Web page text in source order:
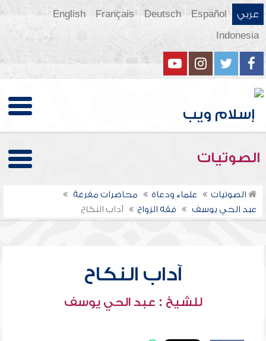
عربي Español
Deutsch
Français
English
Indonesia
الصوتيات
الصوتيات علماء ودعاة
محاضرات مفرغة
عبد الحي يوسف
فقه الزواج آداب النكاح
آداب النكاح
للشيخ : عبد الحي يوسف